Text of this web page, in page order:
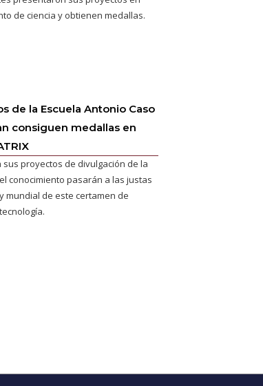
de ciencia y obtienen medallas.
de la Escuela Antonio Caso
consiguen medallas en
sus proyectos de divulgación de la
conocimiento pasarán a las justas
mundial de este certamen de